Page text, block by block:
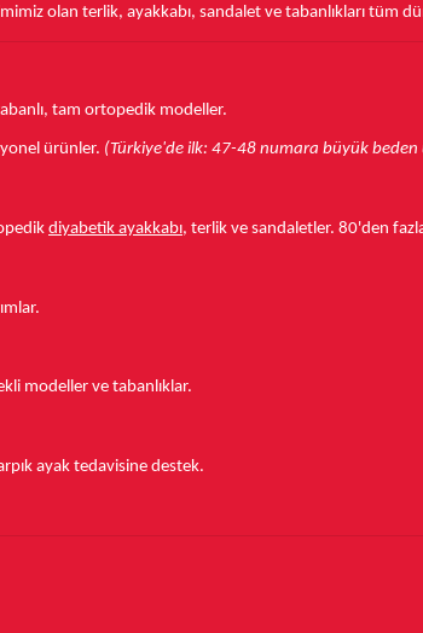
olan terlik, ayakkabı, sandalet ve tabanlıkları tüm
tam ortopedik modeller.
ürünler. (Türkiye'de ilk: 47-48 numara büyük
diyabetik ayakkabı, terlik ve sandaletler. 80'den
modeller ve tabanlıklar.
ayak tedavisine destek.